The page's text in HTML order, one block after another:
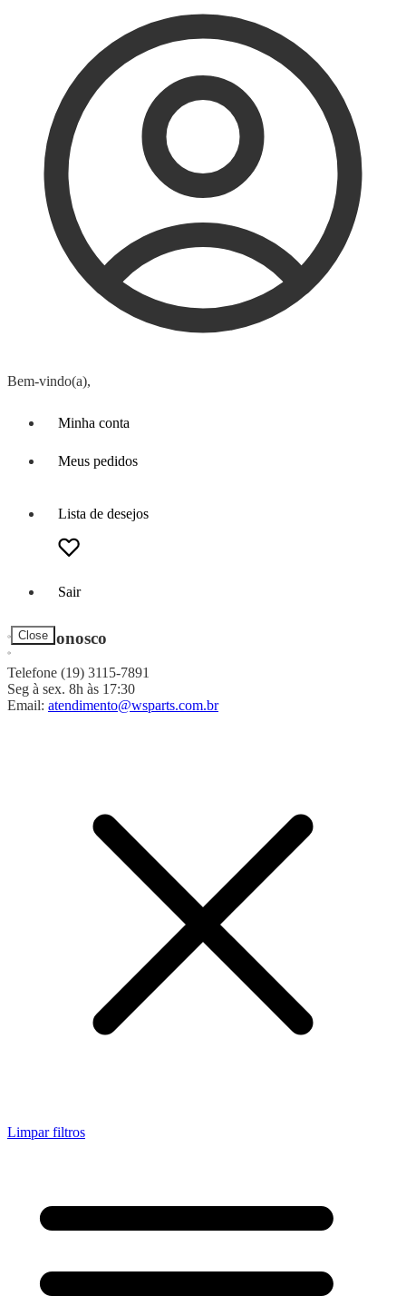
Bem-vindo(a),
Minha conta
Meus pedidos
Lista de desejos
Sair
Close
Fale Conosco
Telefone (19) 3115-7891
Seg à sex. 8h às 17:30
Email: atendimento@wsparts.com.br
Limpar filtros